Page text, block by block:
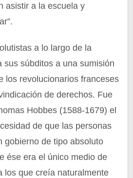
asistir a la escuela y
a lo largo de la
sus súbditos a una sumisión
los revolucionarios franceses
de derechos. Fue
Hobbes (1588-1679) el
de que las personas
gobierno de tipo absoluto
ése era el único medio de
los que creía naturalmente